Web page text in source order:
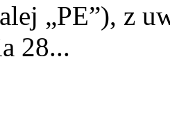
„PE”), z
28...